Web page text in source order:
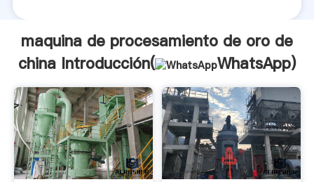
maquina de procesamiento de oro de
china Introducción(
WhatsApp)